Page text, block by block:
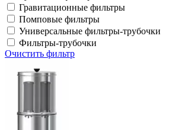
Гравитационные фильтры
Помповые фильтры
Универсальные фильтры-трубочки
Фильтры-трубочки
Очистить фильтр